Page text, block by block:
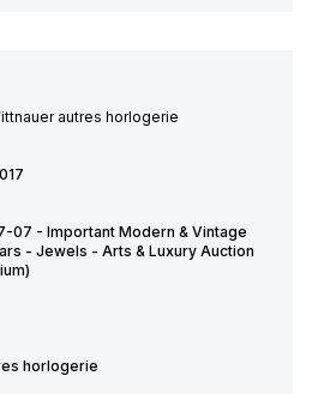
autres horlogerie
07 - Important Modern & Vintage
- Jewels - Arts & Luxury Auction
horlogerie